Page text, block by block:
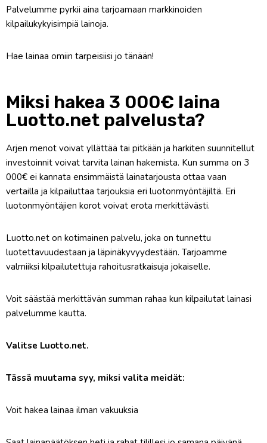
Palvelumme pyrkii aina tarjoamaan markkinoiden
kilpailukykyisimpiä lainoja.
Hae lainaa omiin tarpeisiisi jo tänään!
Miksi hakea 3 000€ laina
Luotto.net palvelusta?
Arjen menot voivat yllättää tai pitkään ja harkiten suunnitellut
investoinnit voivat tarvita lainan hakemista. Kun summa on 3
000€ ei kannata ensimmäistä lainatarjousta ottaa vaan
vertailla ja kilpailuttaa tarjouksia eri luotonmyöntäjiltä. Eri
luotonmyöntäjien korot voivat erota merkittävästi.
Luotto.net on kotimainen palvelu, joka on tunnettu
luotettavuudestaan ja läpinäkyvyydestään. Tarjoamme
valmiiksi kilpailutettuja rahoitusratkaisuja jokaiselle.
Voit säästää merkittävän summan rahaa kun kilpailutat lainasi
palvelumme kautta.
Valitse Luotto.net.
Tässä muutama syy, miksi valita meidät:
Voit hakea lainaa ilman vakuuksia